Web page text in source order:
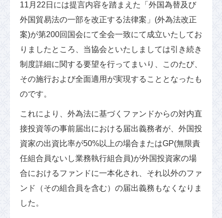
11月22日には提言内容を踏まえた「外国為替及び
外国貿易法の一部を改正する法律案」(外為法改正
案)が第200回国会にて全会一致にて成立いたしてお
りましたところ、当協会といたしましては引き続き
制度詳細に関する要望を行ってまいり、このたび、
その施行および全面適用が実現することとなったも
のです。
これにより、外為法に基づくファンドからの対内直
接投資等の事前届出における届出義務者が、外国投
資家の出資比率が50%以上の場合またはGP(無限責
任組合員ないし業務執行組合員)が外国投資家の場
合におけるファンドに一本化され、それ以外のファ
ンド（その組合員を含む）の届出義務もなくなりま
した。